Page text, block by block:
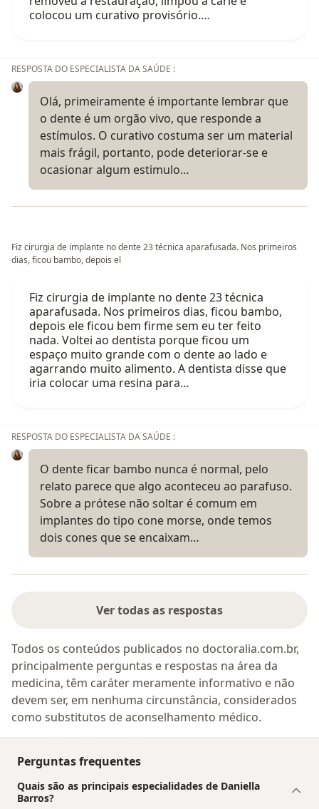
colocou um curativo provisório.…
RESPOSTA DO ESPECIALISTA DA SAÚDE :
Olá, primeiramente é importante lembrar que
o dente é um orgão vivo, que responde a
estímulos. O curativo costuma ser um material
mais frágil, portanto, pode deteriorar-se e
ocasionar algum estimulo…
Fiz cirurgia de implante no dente 23 técnica aparafusada. Nos primeiros
dias, ficou bambo, depois el
Fiz cirurgia de implante no dente 23 técnica
aparafusada. Nos primeiros dias, ficou bambo,
depois ele ficou bem firme sem eu ter feito
nada. Voltei ao dentista porque ficou um
espaço muito grande com o dente ao lado e
agarrando muito alimento. A dentista disse que
iria colocar uma resina para…
RESPOSTA DO ESPECIALISTA DA SAÚDE :
O dente ficar bambo nunca é normal, pelo
relato parece que algo aconteceu ao parafuso.
Sobre a prótese não soltar é comum em
implantes do tipo cone morse, onde temos
dois cones que se encaixam…
Ver todas as respostas
Todos os conteúdos publicados no doctoralia.com.br,
principalmente perguntas e respostas na área da
medicina, têm caráter meramente informativo e não
devem ser, em nenhuma circunstância, considerados
como substitutos de aconselhamento médico.
Perguntas frequentes
Quais são as principais especialidades de Daniella
Barros?